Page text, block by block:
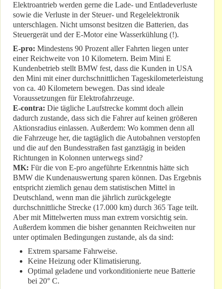
Elektroantrieb werden gerne die Lade- und Entladeverluste
sowie die Verluste in der Steuer- und Regelelektronik
unterschlagen. Nicht umsonst besitzen die Batterien, das
Steuergerät und der E-Motor eine Wasserkühlung (!).
E-pro: Mindestens 90 Prozent aller Fahrten liegen unter
einer Reichweite von 10 Kilometern. Beim Mini E
Kundenbetrieb stellt BMW fest, dass die Kunden in USA
den Mini mit einer durchschnittlichen Tageskilometerleistung
von ca. 40 Kilometern bewegen. Das sind ideale
Voraussetzungen für Elektrofahrzeuge.
E-contra: Die tägliche Laufstrecke kommt doch allein
dadurch zustande, dass sich die Fahrer auf keinen größeren
Aktionsradius einlassen. Außerdem: Wo kommen denn all
die Fahrzeuge her, die tagtäglich die Autobahnen verstopfen
und die auf den Bundesstraßen fast ganztägig in beiden
Richtungen in Kolonnen unterwegs sind?
MK: Für die von E-pro angeführte Erkenntnis hätte sich
BMW die Kundenauswertung sparen können. Das Ergebnis
entspricht ziemlich genau dem statistischen Mittel in
Deutschland, wenn man die jährlich zurückgelegte
durchschnittliche Strecke (17.000 km) durch 365 Tage teilt.
Aber mit Mittelwerten muss man extrem vorsichtig sein.
Außerdem kommen die bisher genannten Reichweiten nur
unter optimalen Bedingungen zustande, als da sind:
Extrem sparsame Fahrweise.
Keine Heizung oder Klimatisierung.
Optimal geladene und vorkonditionierte neue Batterie
bei 20° C.